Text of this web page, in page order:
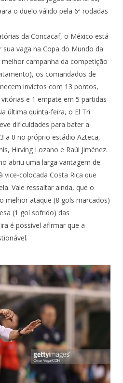
o duelo válido pela 6ª rodadas
da Concacaf, o México está
vaga na Copa do Mundo da
campanha da competição
os comandados de
invictos com 13 pontos,
e 1 empate em 5 partidas
última quinta-feira, o El Tri
dificuldades para bater a
a 0 no próprio estádio Azteca,
Hirving Lozano e Raúl Jiménez.
abriu uma larga vantagem de
colocada Costa Rica que
Vale ressaltar ainda, que o
melhor ataque (8 gols marcados)
(1 gol sofrido) das
é possível afirmar que a